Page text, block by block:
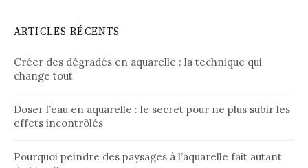
ARTICLES RÉCENTS
Créer des dégradés en aquarelle : la technique qui
change tout
Doser l’eau en aquarelle : le secret pour ne plus subir les
effets incontrôlés
Pourquoi peindre des paysages à l’aquarelle fait autant